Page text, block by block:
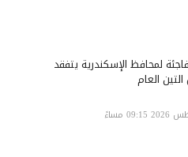
لمحافظ الإسكندرية يتفقد
العام